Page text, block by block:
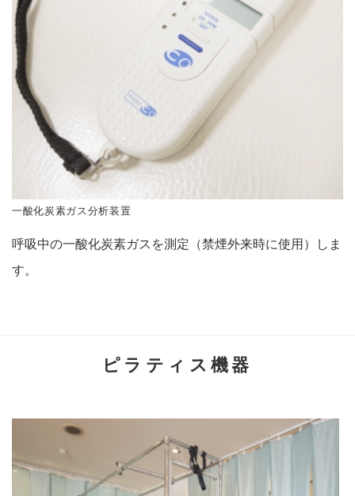
一酸化炭素ガス分析装置
呼吸中の一酸化炭素ガスを測定（禁煙外来時に使用）しま
す。
ピラティス機器